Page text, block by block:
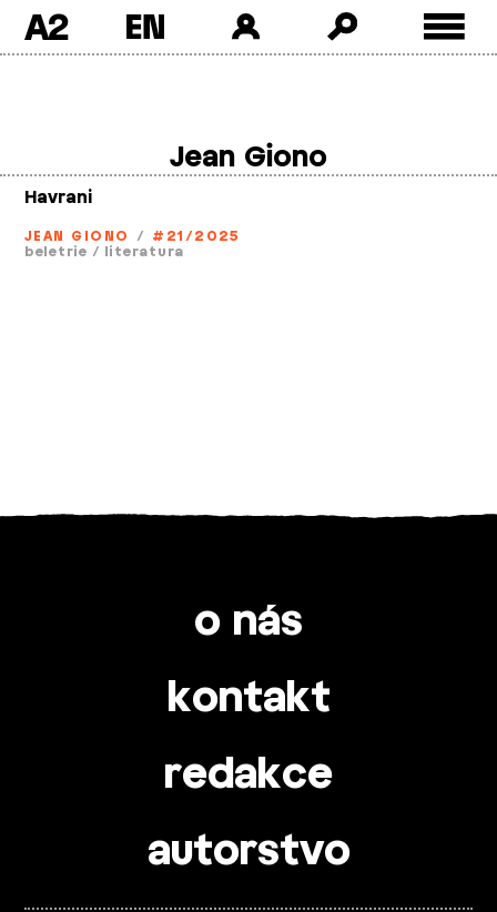
A2
Jean Giono
Havrani
JEAN GIONO / #21/2025
beletrie / literatura
o nás
kontakt
redakce
autorstvo